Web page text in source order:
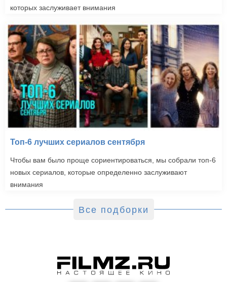
которых заслуживает внимания
Топ-6 лучших сериалов сентября
Чтобы вам было проще сориентироваться, мы собрали топ-6
новых сериалов, которые определенно заслуживают
внимания
Все подборки